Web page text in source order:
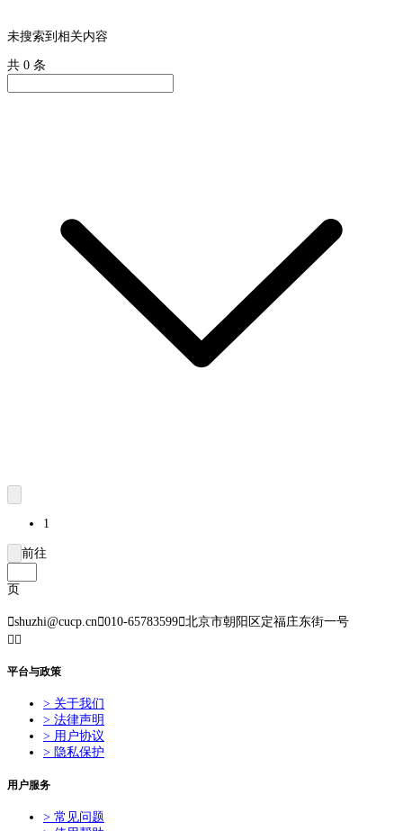
未搜索到相关内容
共 0 条
1
前往
页
shuzhi@cucp.cn010-65783599北京市朝阳区定福庄东街一号

平台与政策
> 关于我们
> 法律声明
> 用户协议
> 隐私保护
用户服务
> 常见问题